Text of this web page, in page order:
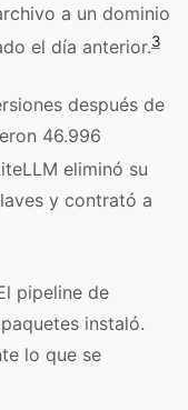
a un dominio
el día anterior.3
después de
46.996
eliminó su
y contrató a
pipeline de
instaló.
lo que se